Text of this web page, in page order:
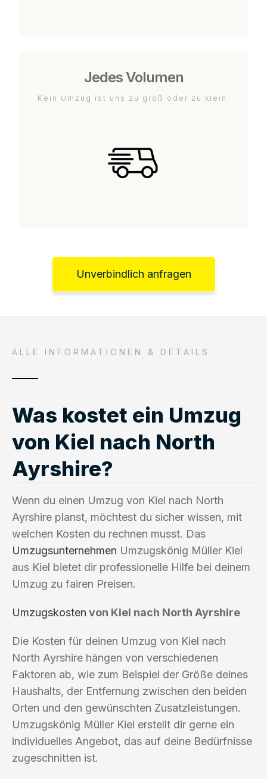
Jedes Volumen
Kein Umzug ist uns zu groß oder zu klein.
Unverbindlich anfragen
ALLE INFORMATIONEN & DETAILS
Was kostet ein Umzug
von Kiel nach North
Ayrshire?
Wenn du einen Umzug von Kiel nach North
Ayrshire planst, möchtest du sicher wissen, mit
welchen Kosten du rechnen musst. Das
Umzugsunternehmen Umzugskönig Müller Kiel
aus Kiel bietet dir professionelle Hilfe bei deinem
Umzug zu fairen Preisen.
Umzugskosten von Kiel nach North Ayrshire
Die Kosten für deinen Umzug von Kiel nach
North Ayrshire hängen von verschiedenen
Faktoren ab, wie zum Beispiel der Größe deines
Haushalts, der Entfernung zwischen den beiden
Orten und den gewünschten Zusatzleistungen.
Umzugskönig Müller Kiel erstellt dir gerne ein
individuelles Angebot, das auf deine Bedürfnisse
zugeschnitten ist.